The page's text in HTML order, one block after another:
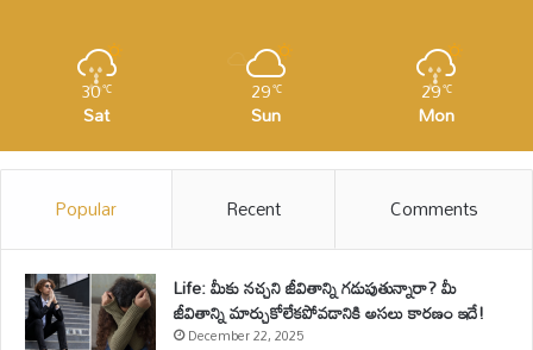
30℃
Sat
29℃
Sun
29℃
Mon
Popular Recent Comments
Life: మీకు నచ్చని జీవితాన్ని గడుపుతున్నారా? మీ
జీవితాన్ని మార్చుకోలేకపోవడానికి అసలు కారణం ఇదే!
December 22, 2025